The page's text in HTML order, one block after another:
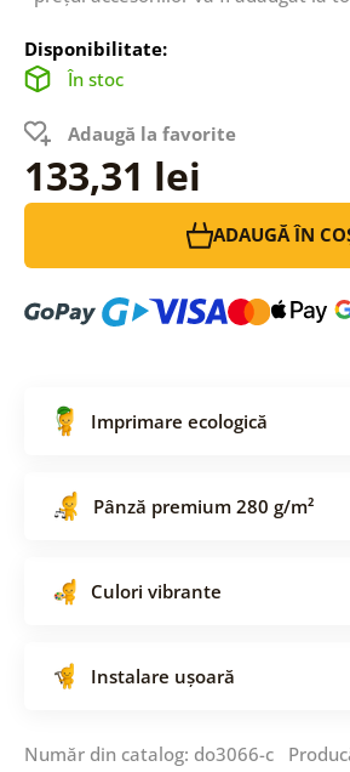
Disponibilitate:
În stoc
Adaugă la favorite
133,31 lei
ADAUGĂ ÎN
Imprimare ecologică
Pânză premium 280 g/m²
Culori vibrante
Instalare ușoară
Număr din catalog: do3066-c